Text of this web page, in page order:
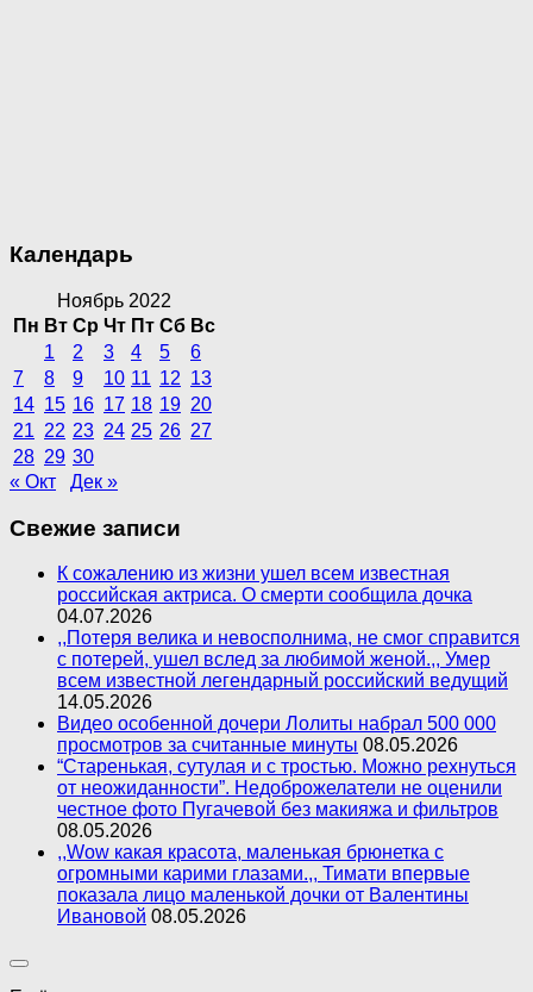
Календарь
Ноябрь 2022
Пн Вт Ср Чт Пт Сб Вс
1
2 3 4 5
6
7
8 9 10 11 12 13
14 15 16 17 18 19 20
21 22 23 24 25 26 27
28 29 30
« Окт
Дек »
Свежие записи
К сожалению из жизни ушел всем известная
российская актриса. О смерти сообщила дочка
04.07.2026
,,Потеря велика и невосполнима, не смог справится
с потерей, ушел вслед за любимой женой.,, Умер
всем известной легендарный российский ведущий
14.05.2026
Видео особенной дочери Лолиты набрал 500 000
просмотров за считанные минуты 08.05.2026
“Старенькая, сутулая и с тростью. Можно рехнуться
от неожиданности”. Недоброжелатели не оценили
честное фото Пугачевой без макияжа и фильтров
08.05.2026
,,Wow какая красота, маленькая брюнетка с
огромными карими глазами.,, Тимати впервые
показала лицо маленькой дочки от Валентины
Ивановой 08.05.2026